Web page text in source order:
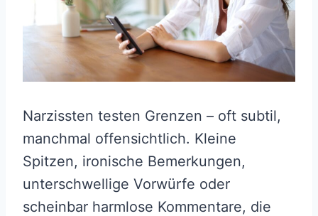
Narzissten testen Grenzen – oft subtil,
manchmal offensichtlich. Kleine
Spitzen, ironische Bemerkungen,
unterschwellige Vorwürfe oder
scheinbar harmlose Kommentare, die